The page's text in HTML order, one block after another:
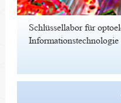
Schlüssellabor für